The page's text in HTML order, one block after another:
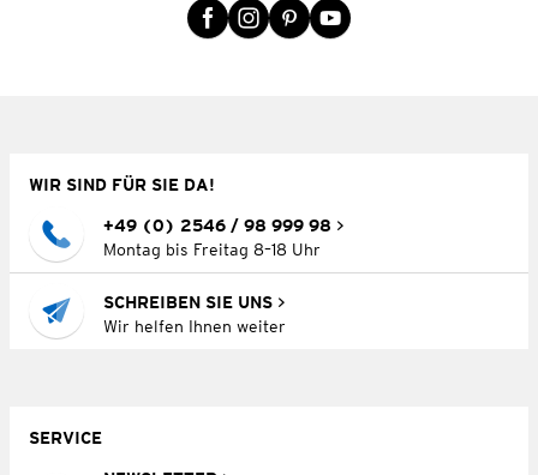
WIR SIND FÜR SIE DA!
+49 (0) 2546 / 98 999 98
Montag bis Freitag 8–18 Uhr
SCHREIBEN SIE UNS
Wir helfen Ihnen weiter
SERVICE